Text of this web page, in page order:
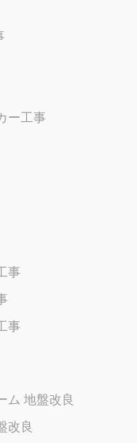
ー工事
事
事
ム 地盤改良
改良